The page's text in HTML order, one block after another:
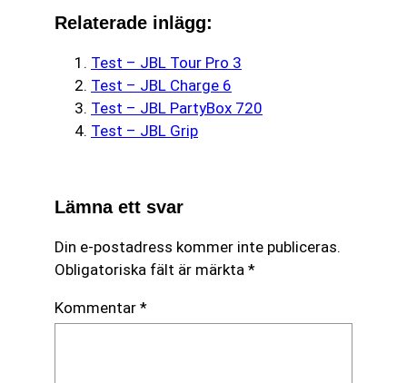
Relaterade inlägg:
Test – JBL Tour Pro 3
Test – JBL Charge 6
Test – JBL PartyBox 720
Test – JBL Grip
Lämna ett svar
Din e-postadress kommer inte publiceras.
Obligatoriska fält är märkta *
Kommentar *